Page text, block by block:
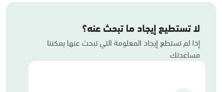
لا تستطيع إيجاد ما تبحث عنه؟
إذا لم تستطع إيجاد المعلومة التي تبحث عنها يمكننا
مساعدتك